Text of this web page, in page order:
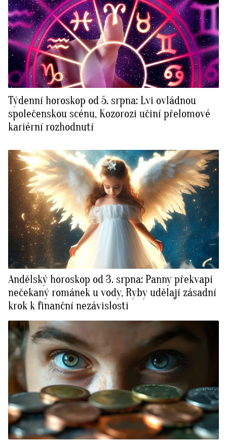
Týdenní horoskop od 5. srpna: Lvi ovládnou
společenskou scénu, Kozorozi učiní přelomové
kariérní rozhodnutí
Andělský horoskop od 3. srpna: Panny překvapí
nečekaný románek u vody, Ryby udělají zásadní
krok k finanční nezávislosti